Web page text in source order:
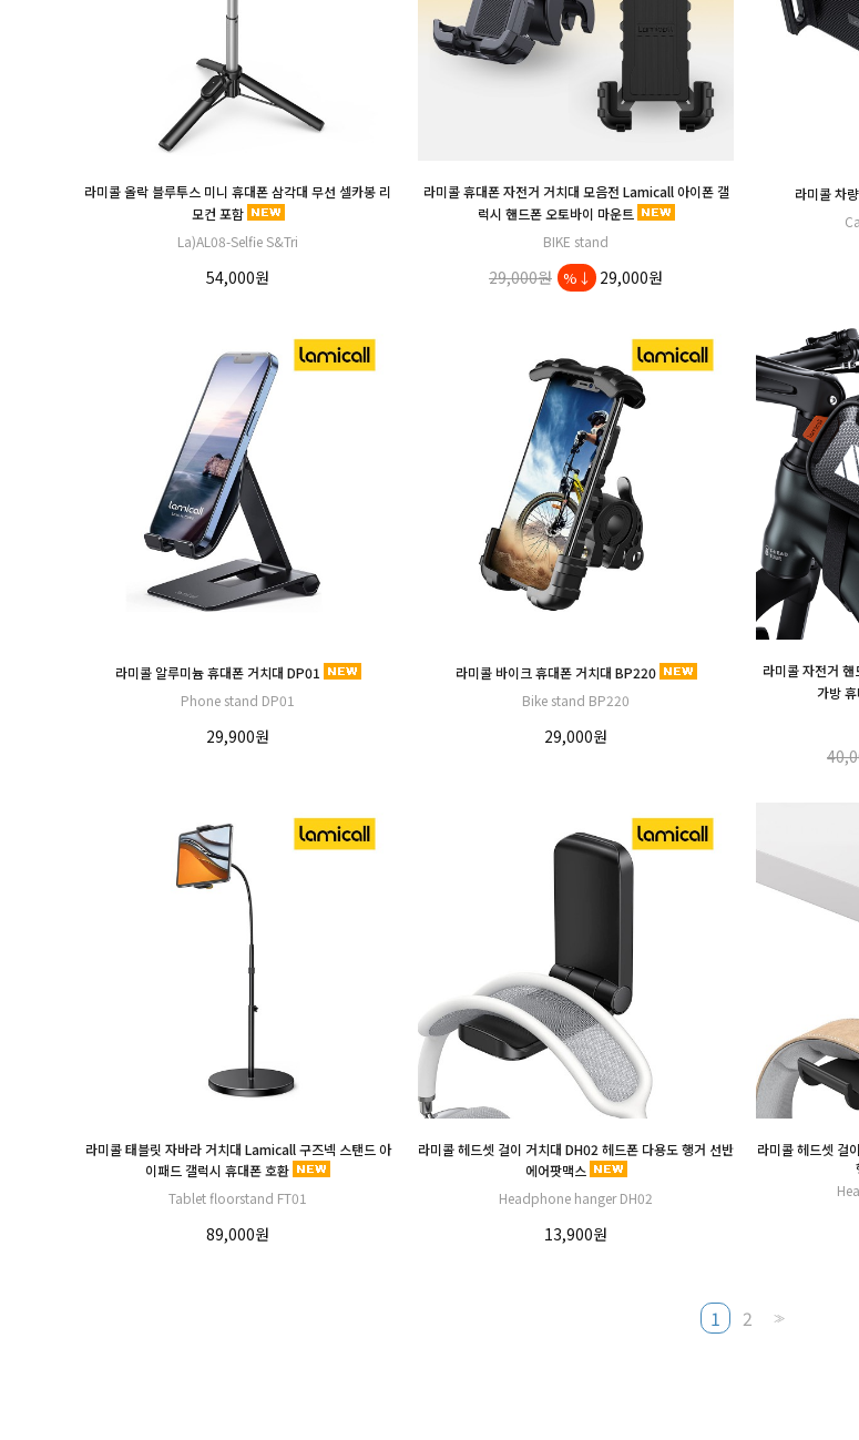
라미콜 올락 블루투스 미니 휴대폰 삼각대 무선 셀카봉 리
모컨 포함
La)AL08-Selfie S&Tri
54,000원
라미콜 휴대폰 자전거 거치대 모음전 Lamicall 아이폰 갤
럭시 핸드폰 오토바이 마운트
BIKE stand
29,000원 %↓ 29,000원
라미콜 차
라미콜 알루미늄 휴대폰 거치대 DP01
Phone stand DP01
29,900원
라미콜 바이크 휴대폰 거치대 BP220
Bike stand BP220
29,000원
라미콜 자전거
가방
라미콜 태블릿 자바라 거치대 Lamicall 구즈넥 스탠드 아
이패드 갤럭시 휴대폰 호환
Tablet floorstand FT01
89,000원
라미콜 헤드셋 걸이 거치대 DH02 헤드폰 다용도 행거 선반
에어팟맥스
Headphone hanger DH02
13,900원
라미콜 헤드셋 걸
1 2 >>